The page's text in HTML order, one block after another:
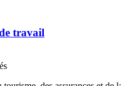
travail